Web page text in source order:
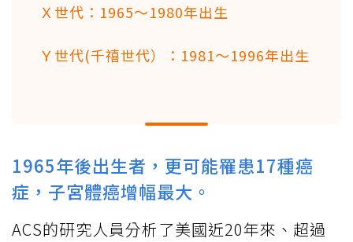
Ｘ世代：1965～1980年出生
Ｙ世代(千禧世代）：1981～1996年出生
1965年後出生者，更可能罹患17種癌
症，子宮體癌增幅最大。
ACS的研究人員分析了美國近20年來、超過